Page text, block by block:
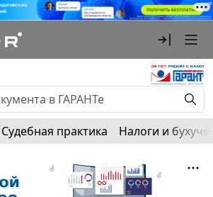
Судебная практика Налоги и